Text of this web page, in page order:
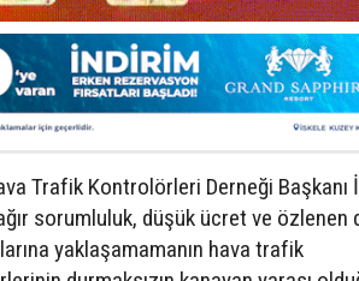
Trafik Kontrolörleri Derneği Başkanı
sorumluluk, düşük ücret ve özlenen
yaklaşamamanın hava trafik